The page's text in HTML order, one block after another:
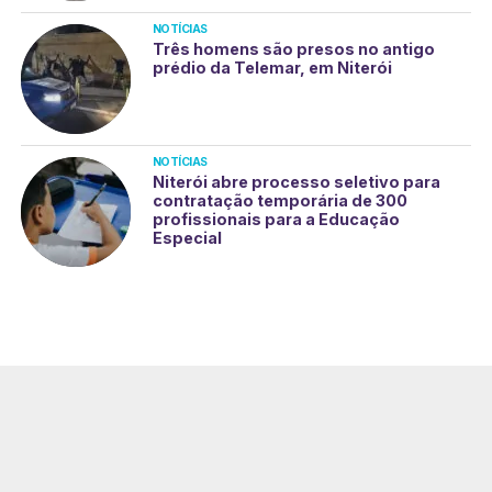
NOTÍCIAS
Três homens são presos no antigo
prédio da Telemar, em Niterói
NOTÍCIAS
Niterói abre processo seletivo para
contratação temporária de 300
profissionais para a Educação
Especial